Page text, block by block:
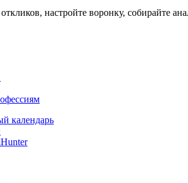
настройте воронку, собирайте
календарь